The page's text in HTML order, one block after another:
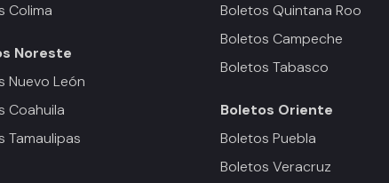
Colima
Noreste
Nuevo León
Coahuila
Tamaulipas
Boletos Quintana Roo
Boletos Campeche
Boletos Tabasco
Boletos Oriente
Boletos Puebla
Boletos Veracruz